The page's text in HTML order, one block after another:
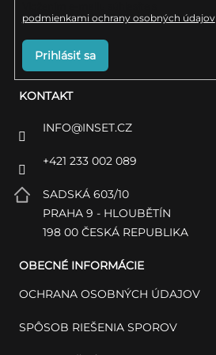
KONTAKT
INFO@INSET.CZ
+421 233 002 089
SADSKÁ 603/10
PRAHA 9 - HLOUBĚTÍN
198 00 ČESKÁ REPUBLIKA
OBECNÉ INFORMÁCIE
OCHRANA OSOBNÝCH ÚDAJOV
SPÔSOB RIEŠENIA SPOROV
podmienkami ochrany osobných údajov
Prihlásiť sa